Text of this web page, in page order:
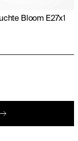
Bloom E27x1